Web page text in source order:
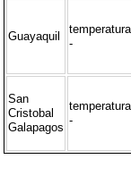
Guayaquil
-
San
Cristobal
Galapagos
-